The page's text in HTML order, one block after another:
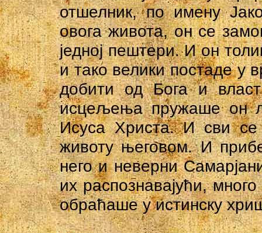
отшелник, по имену
овога живота, он се
једној пештери. И он
и тако велики постаде у
добити од Бога и
исцељења пружаше он
Исуса Христа. И сви
животу његовом. И
него и неверни
их распознавајући,
обраћаше у истинску